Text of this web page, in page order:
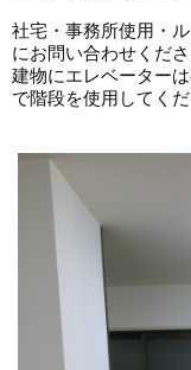
社宅・事務所使用・
にお問い合わせくださ
建物にエレベーター